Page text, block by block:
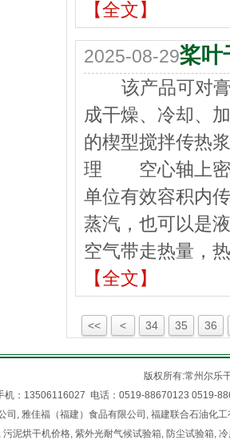
【全文】
2025-08-29桨叶
该产品可对膏
成干燥、冷却、
的楔型搅拌传热
理 空心轴上密
单位有效容积内
蒸汽，也可以是
空气带走热量，
【全文】
<< < 34 35 36
版权所有:常州尔乐
机：13506116027 电话：0519-88670123 0519-
司 , 雅佳福（福建）食品有限公司 , 福建联合石油化工
, 污泥烘干机价格, 紫外光耐气候试验箱, 防尘试验箱,